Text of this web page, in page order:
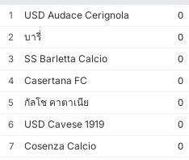
1 USD Audace Cerignola 0
2
บารี่ 0
3
SS Barletta Calcio 0
4
Casertana FC 0
5
กัลโช คาตาเนีย 0
6
USD Cavese 1919 0
7
Cosenza Calcio 0